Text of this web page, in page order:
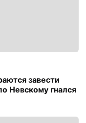
завести
Невскому гнался